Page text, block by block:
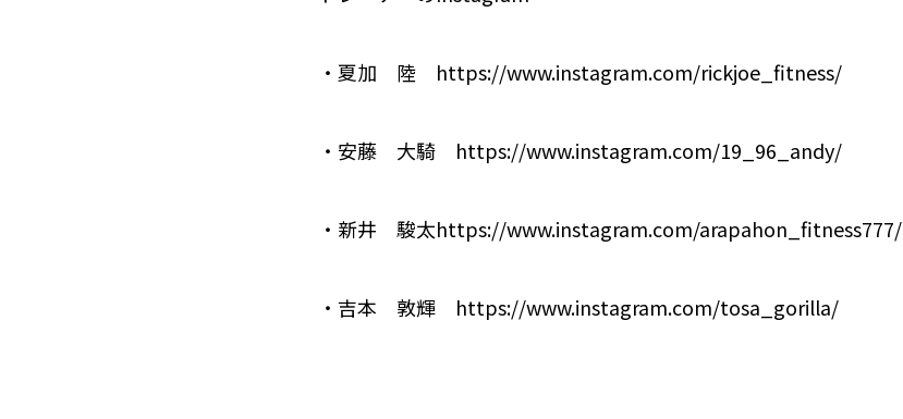
・夏加 陸 https://www.instagram.com/rickjoe_fitness/
・安藤 大騎 https://www.instagram.com/19_96_andy/
・新井 駿太https://www.instagram.com/arapahon_fitness777/
・吉本 敦輝 https://www.instagram.com/tosa_gorilla/